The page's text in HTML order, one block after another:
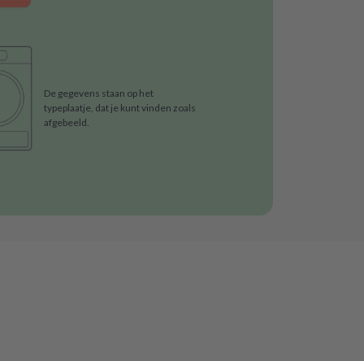
De gegevens staan op het
typeplaatje, dat je kunt vinden zoals
afgebeeld.